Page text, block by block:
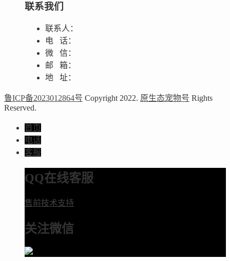
联系我们
联系人：
电 话：
微 信：
邮 箱：
地 址：
鲁ICP备2023012864号 Copyright 2022. 原生态宠物号 Rights
Reserved.
首页
电话
客服
QQ在线客服
售前技术支持
关注微信